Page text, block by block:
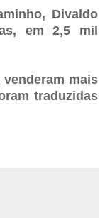
Divaldo
em 2,5 mil
mais
traduzidas